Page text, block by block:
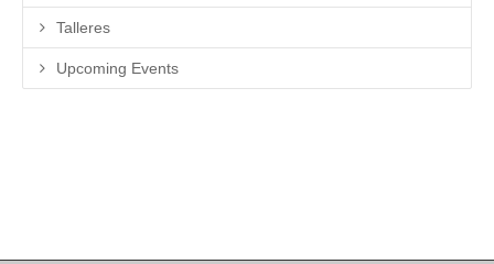
Talleres
Upcoming Events